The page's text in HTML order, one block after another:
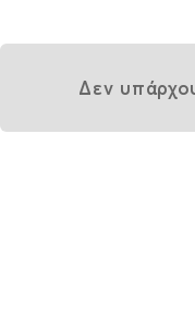
Δεν